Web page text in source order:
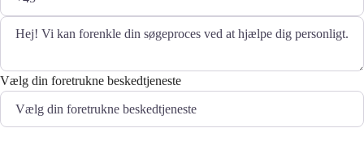
Vælg din foretrukne beskedtjeneste